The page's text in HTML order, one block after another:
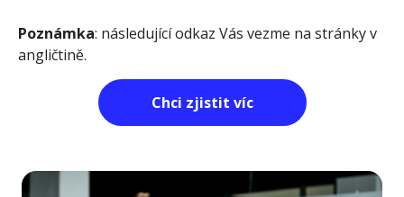
Poznámka: následující odkaz Vás vezme na stránky v
angličtině.
Chci zjistit víc